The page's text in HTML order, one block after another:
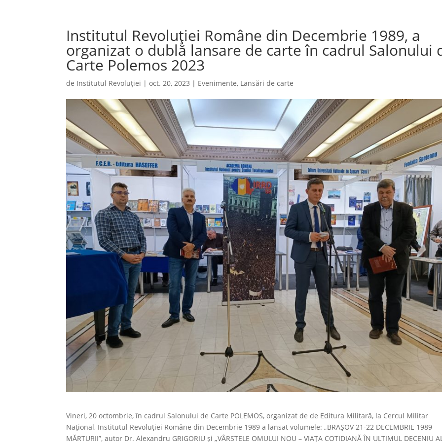
Institutul Revoluției Române din Decembrie 1989, a
organizat o dublă lansare de carte în cadrul Salonului
Carte Polemos 2023
de Institutul Revoluției |oct. 20, 2023 | Evenimente, Lansări de carte
Vineri, 20 octombrie, în cadrul Salonului de Carte POLEMOS, organizat de de Editura Militară, la Cercul Militar
Național, Institutul Revoluției Române din Decembrie 1989 a lansat volumele: „BRAȘOV 21-22 DECEMBRIE 1989
MĂRTURII”, autor Dr. Alexandru GRIGORIU și „VÂRSTELE OMULUI NOU – VIAȚA COTIDIANĂ ÎN ULTIMUL DECENIU